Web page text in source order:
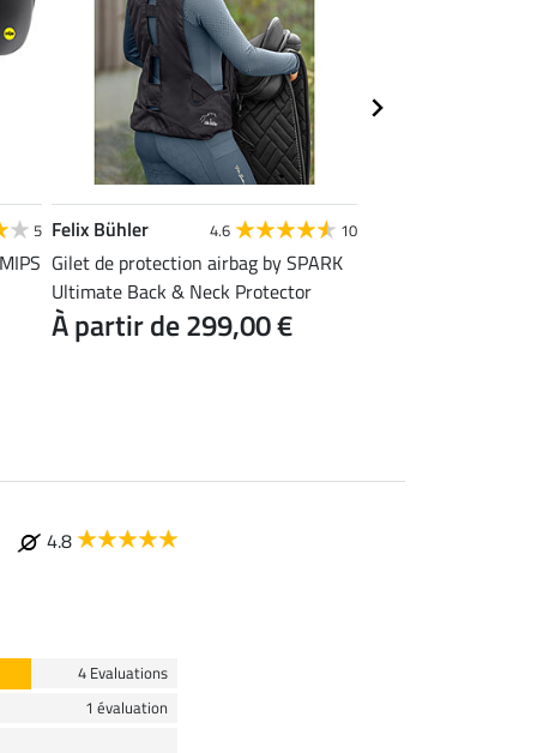
5 Felix Bühler 4.6 10
Gilet de protection airbag by SPARK
Ultimate Back & Neck Protector
À partir de 299,00 €
4.8
4 Evaluations
1 évaluation